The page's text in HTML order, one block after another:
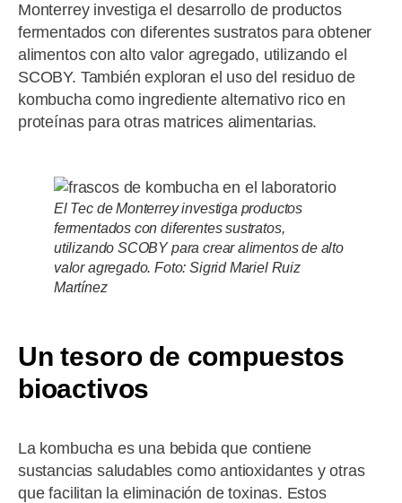
Monterrey investiga el desarrollo de productos
fermentados con diferentes sustratos para obtener
alimentos con alto valor agregado, utilizando el
SCOBY. También exploran el uso del residuo de
kombucha como ingrediente alternativo rico en
proteínas para otras matrices alimentarias.
El Tec de Monterrey investiga productos
fermentados con diferentes sustratos,
utilizando SCOBY para crear alimentos de alto
valor agregado. Foto: Sigrid Mariel Ruiz
Martínez
Un tesoro de compuestos
bioactivos
La kombucha es una bebida que contiene
sustancias saludables como antioxidantes y otras
que facilitan la eliminación de toxinas. Estos